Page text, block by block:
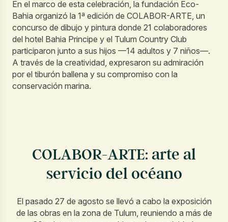
En el marco de esta celebración, la fundación Eco-
Bahia organizó la 1ª edición de COLABOR-ARTE, un
concurso de dibujo y pintura donde 21 colaboradores
del hotel Bahia Principe y el Tulum Country Club
participaron junto a sus hijos —14 adultos y 7 niños—.
A través de la creatividad, expresaron su admiración
por el tiburón ballena y su compromiso con la
conservación marina.
COLABOR-ARTE: arte al
servicio del océano
El pasado 27 de agosto se llevó a cabo la exposición
de las obras en la zona de Tulum, reuniendo a más de